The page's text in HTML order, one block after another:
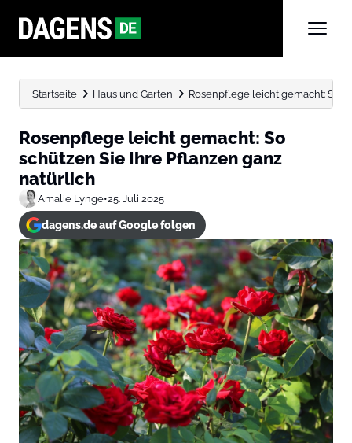
Startseite Haus und Garten Rosenpflege leicht gemacht: So
Rosenpflege leicht gemacht: So
schützen Sie Ihre Pflanzen ganz
natürlich
Amalie Lynge•25. Juli 2025
dagens.de auf Google folgen